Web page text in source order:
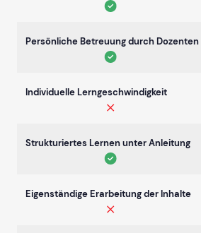
Persönliche Betreuung durch Dozenten
Individuelle Lerngeschwindigkeit
Strukturiertes Lernen unter Anleitung
Eigenständige Erarbeitung der Inhalte